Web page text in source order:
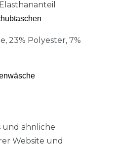
23% Polyester, 7%
und ähnliche
Website und